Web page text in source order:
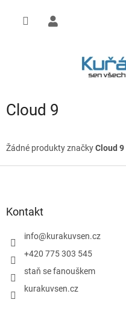
Cloud 9
Žádné produkty značkyCloud 9
Kontakt
info@kurakuvsen.cz
+420 775 303 545
staň se fanouškem
kurakuvsen.cz